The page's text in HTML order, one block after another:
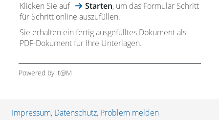
Klicken Sie auf Starten, um das Formular Schritt
für Schritt online auszufüllen.
Sie erhalten ein fertig ausgefülltes Dokument als
PDF-Dokument für Ihre Unterlagen.
Powered by it@M
Impressum, Datenschutz, Problem melden